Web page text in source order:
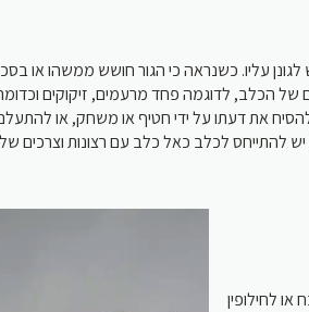
עליו. כשנראה כי הגור חושש ממשהו או
הכלב, לדוגמה פחד מרעמים, זיקוקים
את דעתו על ידי חטיף או משחק, או
להתייחס לכלב כאל כלב עם רצונות וצרכים
לחילופין